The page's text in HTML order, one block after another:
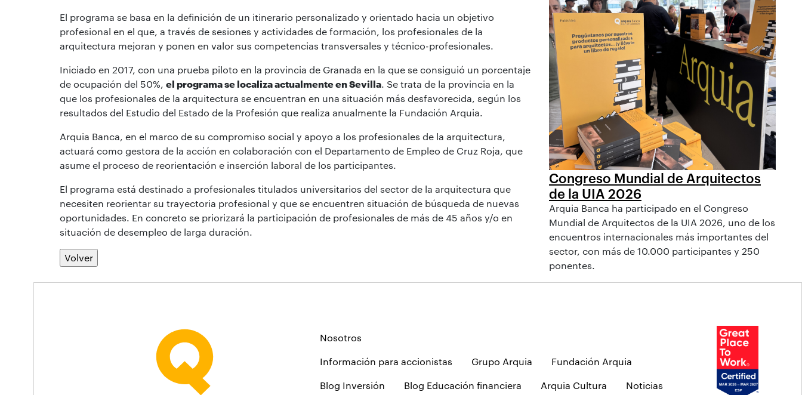
El programa se basa en la definición de un itinerario personalizado y orientado hacia un objetivo
profesional en el que, a través de sesiones y actividades de formación, los profesionales de la
arquitectura mejoran y ponen en valor sus competencias transversales y técnico-profesionales.
Iniciado en 2017, con una prueba piloto en la provincia de Granada en la que se consiguió un porcentaje
de ocupación del 50%, el programa se localiza actualmente en Sevilla. Se trata de la provincia en la
que los profesionales de la arquitectura se encuentran en una situación más desfavorecida, según los
resultados del Estudio del Estado de la Profesión que realiza anualmente la Fundación Arquia.
Arquia Banca, en el marco de su compromiso social y apoyo a los profesionales de la arquitectura,
actuará como gestora de la acción en colaboración con el Departamento de Empleo de Cruz Roja, que
asume el proceso de reorientación e inserción laboral de los participantes.
El programa está destinado a profesionales titulados universitarios del sector de la arquitectura que
necesiten reorientar su trayectoria profesional y que se encuentren situación de búsqueda de nuevas
oportunidades. En concreto se priorizará la participación de profesionales de más de 45 años y/o en
situación de desempleo de larga duración.
Volver
Congreso Mundial de Arquitectos
de la UIA 2026
Arquia Banca ha participado en el Congreso
Mundial de Arquitectos de la UIA 2026, uno de los
encuentros internacionales más importantes del
sector, con más de 10.000 participantes y 250
ponentes.
Nosotros
Información para accionistas Grupo Arquia Fundación Arquia
Blog Inversión Blog Educación financiera Arquia Cultura Noticias